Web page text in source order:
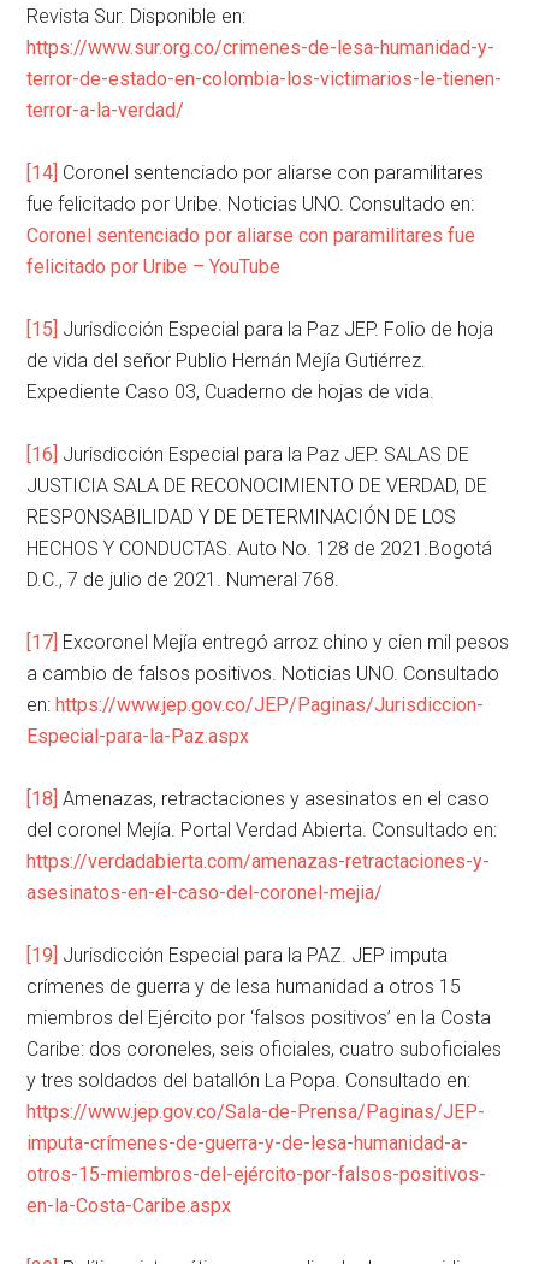
Revista Sur. Disponible en:
https://www.sur.org.co/crimenes-de-lesa-humanidad-y-
terror-de-estado-en-colombia-los-victimarios-le-tienen-
terror-a-la-verdad/
[14] Coronel sentenciado por aliarse con paramilitares
fue felicitado por Uribe. Noticias UNO. Consultado en:
Coronel sentenciado por aliarse con paramilitares fue
felicitado por Uribe – YouTube
[15] Jurisdicción Especial para la Paz JEP. Folio de hoja
de vida del señor Publio Hernán Mejía Gutiérrez.
Expediente Caso 03, Cuaderno de hojas de vida.
[16] Jurisdicción Especial para la Paz JEP. SALAS DE
JUSTICIA SALA DE RECONOCIMIENTO DE VERDAD, DE
RESPONSABILIDAD Y DE DETERMINACIÓN DE LOS
HECHOS Y CONDUCTAS. Auto No. 128 de 2021.Bogotá
D.C., 7 de julio de 2021. Numeral 768.
[17] Excoronel Mejía entregó arroz chino y cien mil pesos
a cambio de falsos positivos. Noticias UNO. Consultado
en:https://www.jep.gov.co/JEP/Paginas/Jurisdiccion-
Especial-para-la-Paz.aspx
[18] Amenazas, retractaciones y asesinatos en el caso
del coronel Mejía. Portal Verdad Abierta. Consultado en:
https://verdadabierta.com/amenazas-retractaciones-y-
asesinatos-en-el-caso-del-coronel-mejia/
[19] Jurisdicción Especial para la PAZ. JEP imputa
crímenes de guerra y de lesa humanidad a otros 15
miembros del Ejército por ‘falsos positivos’ en la Costa
Caribe: dos coroneles, seis oficiales, cuatro suboficiales
y tres soldados del batallón La Popa. Consultado en:
https://www.jep.gov.co/Sala-de-Prensa/Paginas/JEP-
imputa-crímenes-de-guerra-y-de-lesa-humanidad-a-
otros-15-miembros-del-ejército-por-falsos-positivos-
en-la-Costa-Caribe.aspx